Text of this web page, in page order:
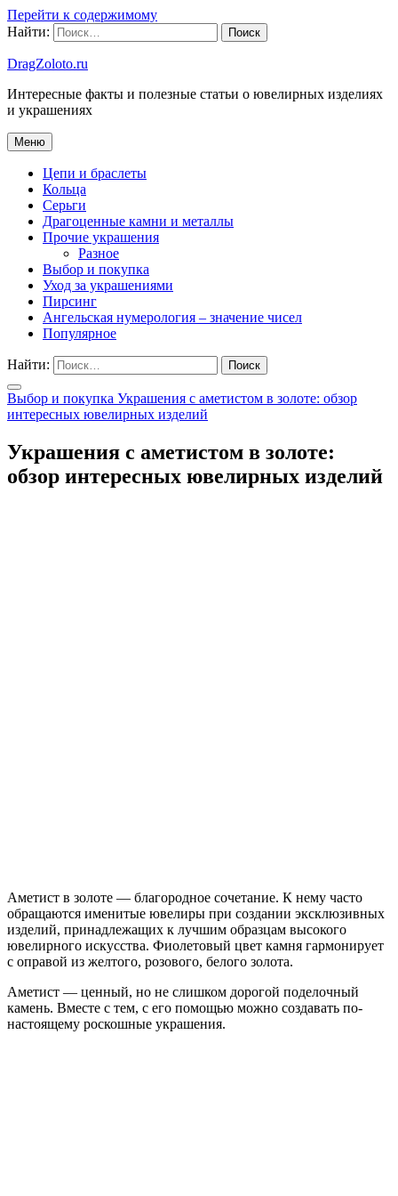
Перейти к содержимому
Найти:
DragZoloto.ru
Интересные факты и полезные статьи о ювелирных изделиях
и украшениях
Меню
Цепи и браслеты
Кольца
Серьги
Драгоценные камни и металлы
Прочие украшения
Разное
Выбор и покупка
Уход за украшениями
Пирсинг
Ангельская нумерология – значение чисел
Популярное
Найти:
Выбор и покупка Украшения с аметистом в золоте: обзор
интересных ювелирных изделий
Украшения с аметистом в золоте:
обзор интересных ювелирных изделий
Аметист в золоте — благородное сочетание. К нему часто
обращаются именитые ювелиры при создании эксклюзивных
изделий, принадлежащих к лучшим образцам высокого
ювелирного искусства. Фиолетовый цвет камня гармонирует
с оправой из желтого, розового, белого золота.
Аметист — ценный, но не слишком дорогой поделочный
камень. Вместе с тем, с его помощью можно создавать по-
настоящему роскошные украшения.